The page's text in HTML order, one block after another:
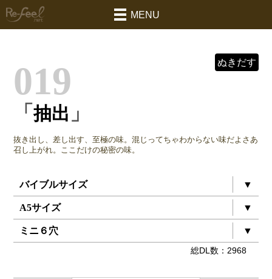
MENU
ぬきだす
019
「抽出 」
抜き出し、差し出す、至極の味。混じってちゃわからない味だよさあ
召し上がれ。ここだけの秘密の味。
バイブルサイズ ▼
A5サイズ ▼
ミニ６穴 ▼
総DL数：2968